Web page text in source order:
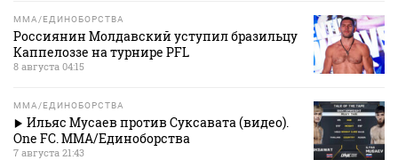
MMA/ЕДИНОБОРСТВА
Россиянин Молдавский уступил бразильцу
Каппелоззе на турнире PFL
8 августа 04:15
MMA/ЕДИНОБОРСТВА
Ильяс Мусаев против Суксавата (видео).
One FC. MMA/Единоборства
7 августа 21:43